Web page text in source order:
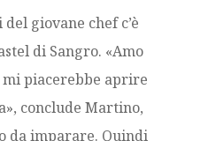
giovane chef c’è
di Sangro. «Amo
piacerebbe aprire
conclude Martino,
da imparare. Quindi